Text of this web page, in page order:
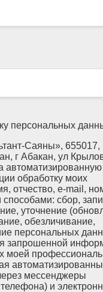
персональных
Саяны», 655017,
г Абакан, ул
автоматизированную
обработку моих
отчество, e-mail,
сбор,
уточнение
обезличивание,
персональных
запрошенной
моей
мессенджеры
и